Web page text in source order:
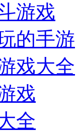
游戏
的手游
戏大全
戏
全